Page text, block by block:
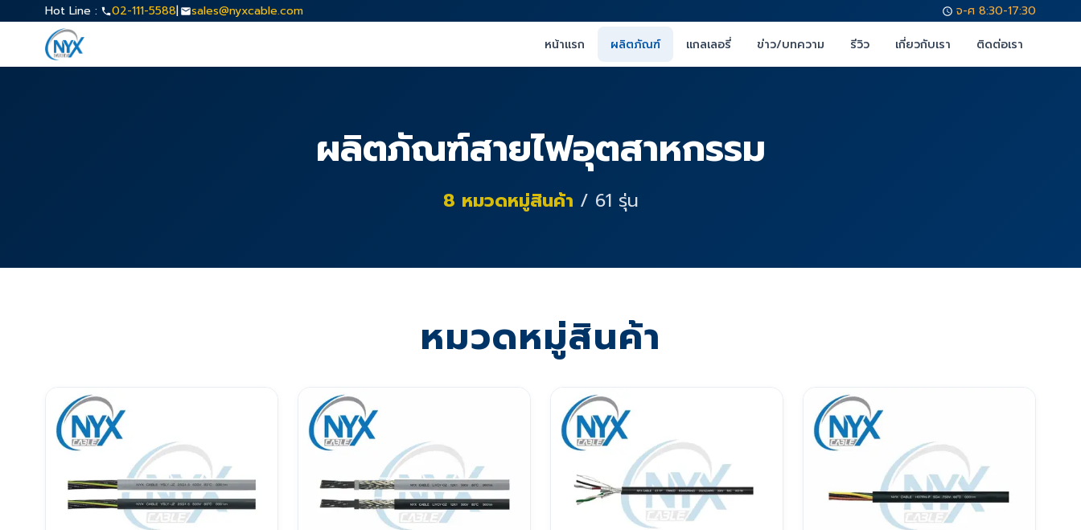
Hot Line : 02-111-5588| sales@nyxcable.com
จ-ศ 8:30-17:30
หน้าแรก
ผลิตภัณฑ์ แกลเลอรี่ ข่าว/บทความ รีวิว เกี่ยวกับเรา ติดต่อเรา
ผลิตภัณฑ์สายไฟอุตสาหกรรม
8 หมวดหมู่สินค้า / 61 รุ่น
หมวดหมู่สินค้า